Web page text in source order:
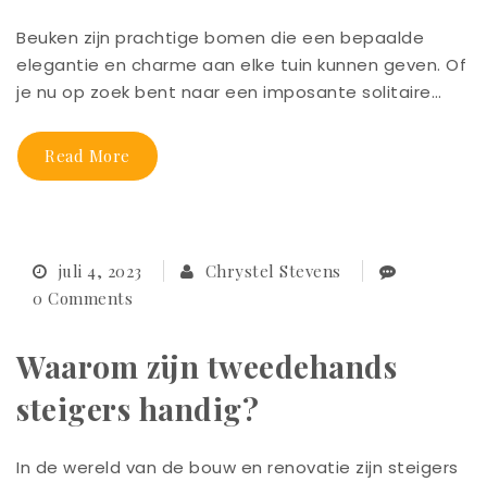
Beuken zijn prachtige bomen die een bepaalde
elegantie en charme aan elke tuin kunnen geven. Of
je nu op zoek bent naar een imposante solitaire…
Read More
juli 4, 2023
Chrystel Stevens
0 Comments
Waarom zijn tweedehands
steigers handig?
In de wereld van de bouw en renovatie zijn steigers